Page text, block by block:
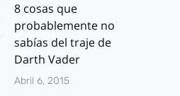
8 cosas que
probablemente no
sabías del traje de
Darth Vader
Abril 6, 2015